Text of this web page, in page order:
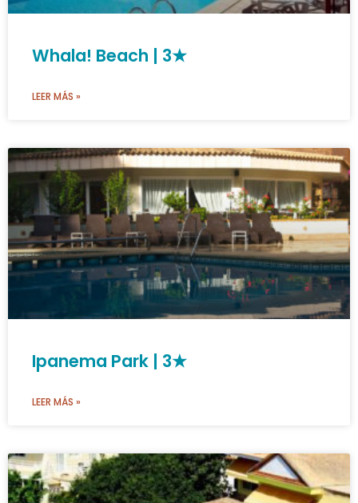
Whala! Beach | 3★
LEER MÁS »
Ipanema Park | 3★
LEER MÁS »